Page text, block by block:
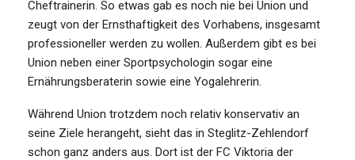
Cheftrainerin. So etwas gab es noch nie bei Union und
zeugt von der Ernsthaftigkeit des Vorhabens, insgesamt
professioneller werden zu wollen. Außerdem gibt es bei
Union neben einer Sportpsychologin sogar eine
Ernährungsberaterin sowie eine Yogalehrerin.
Während Union trotzdem noch relativ konservativ an
seine Ziele herangeht, sieht das in Steglitz-Zehlendorf
schon ganz anders aus. Dort ist der FC Viktoria der